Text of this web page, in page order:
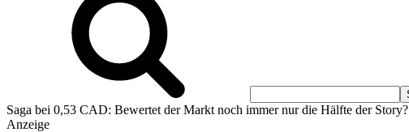
Saga bei 0,53 CAD: Bewertet der Markt noch immer nur die Hälfte der Story?
Anzeige